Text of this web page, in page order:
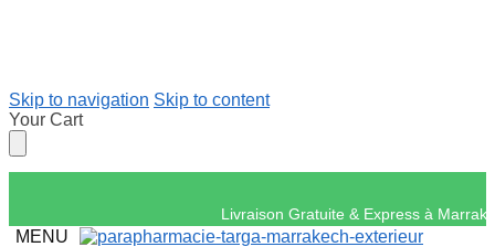
Skip to navigation Skip to content
Your Cart
Livraison Gratuite &
MENU